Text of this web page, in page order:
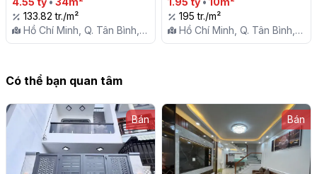
133.82 tr./m²
Hồ Chí Minh, Q. Tân Bình,
P. 10
195 tr./m²
Hồ Chí Minh, Q. Tân Bình,
P. 10
Có thể bạn quan tâm
Bán Bán